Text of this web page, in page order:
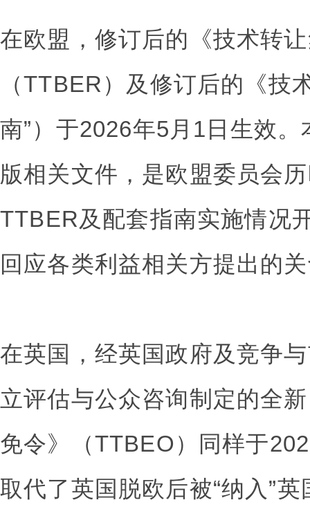
在欧盟，修订后的《技术转
（TTBER）及修订后的《技
南”）于2026年5月1日生效
版相关文件，是欧盟委员会
TTBER及配套指南实施情况
回应各类利益相关方提出的
在英国，经英国政府及竞争
立评估与公众咨询制定的全
免令》（TTBEO）同样于
取代了英国脱欧后被“纳入”